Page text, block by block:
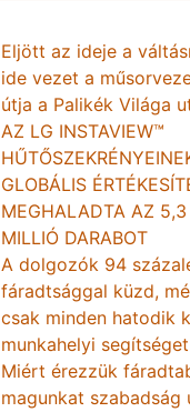
Eljött az ideje a
ide vezet a
útja a Palikék Világa
AZ LG INSTAVIEW™
GLOBÁLIS
MEGHALADTA AZ 5,3
MILLIÓ DARABOT
A dolgozók 94
fáradtsággal küzd,
csak minden hatodik
munkahelyi segítséget
Miért érezzük
magunkat szabadság